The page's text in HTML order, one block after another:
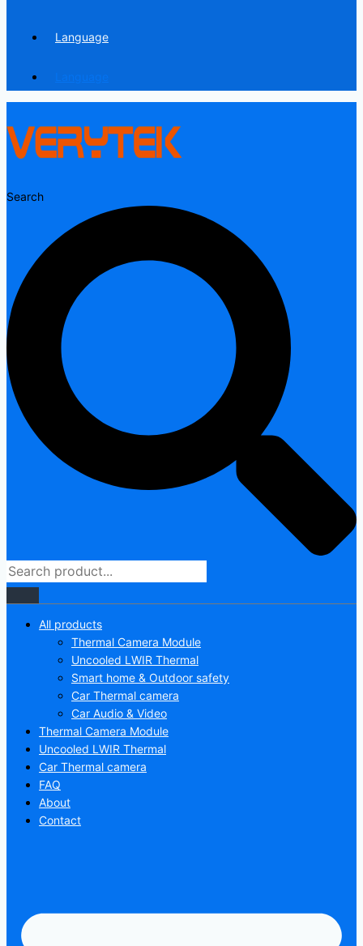
Language
Search
All products
Thermal Camera Module
Uncooled LWIR Thermal
Smart home & Outdoor safety
Car Thermal camera
Car Audio & Video
Thermal Camera Module
Uncooled LWIR Thermal
Car Thermal camera
FAQ
About
Contact